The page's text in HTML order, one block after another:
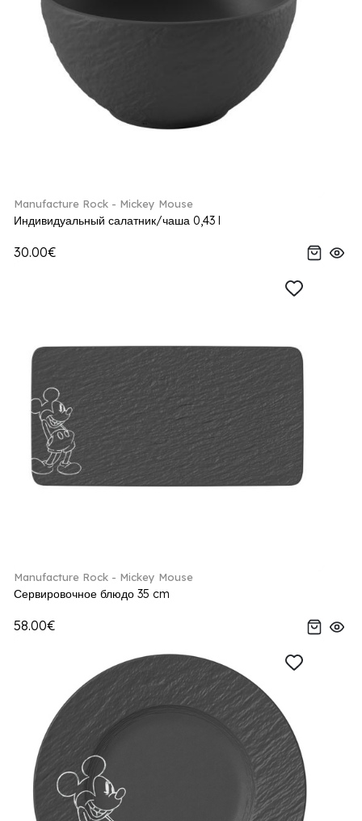
Manufacture Rock - Mickey Mouse
Индивидуальный салатник/чаша 0,43 l
30.00€
Manufacture Rock - Mickey Mouse
Сервировочное блюдо 35 cm
58.00€